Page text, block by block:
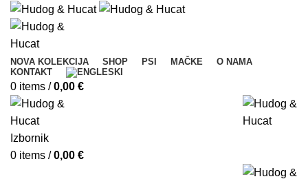
NOVA KOLEKCIJA SHOP PSI MAČKE
O NAMA
KONTAKT
0 items / 0,00 €
Izbornik
0 items / 0,00 €